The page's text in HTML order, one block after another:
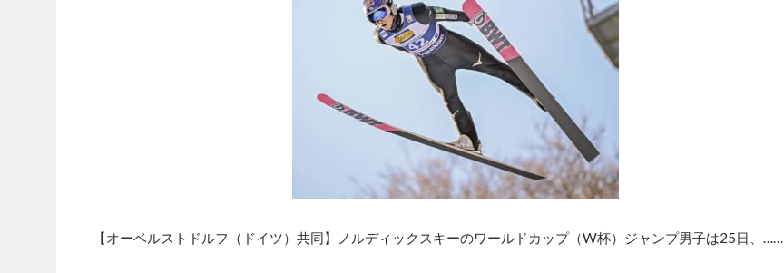
【オーベルストドルフ（ドイツ）共同】ノルディックスキーのワールドカップ（W杯）ジャンプ男子は25日、……